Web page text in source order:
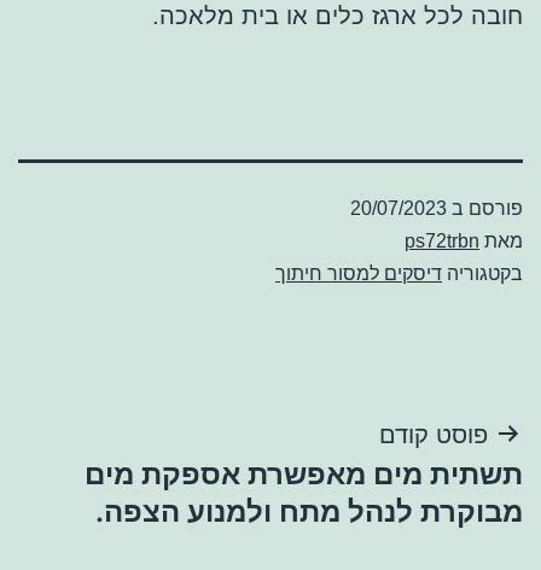
חובה לכל ארגז כלים או בית מלאכה.
פורסם ב 20/07/2023
מאת ps72trbn
בקטגוריה דיסקים למסור חיתוך
ניווט
פוסט קודם
תשתית מים מאפשרת אספקת מים
מבוקרת לנהל מתח ולמנוע הצפה.